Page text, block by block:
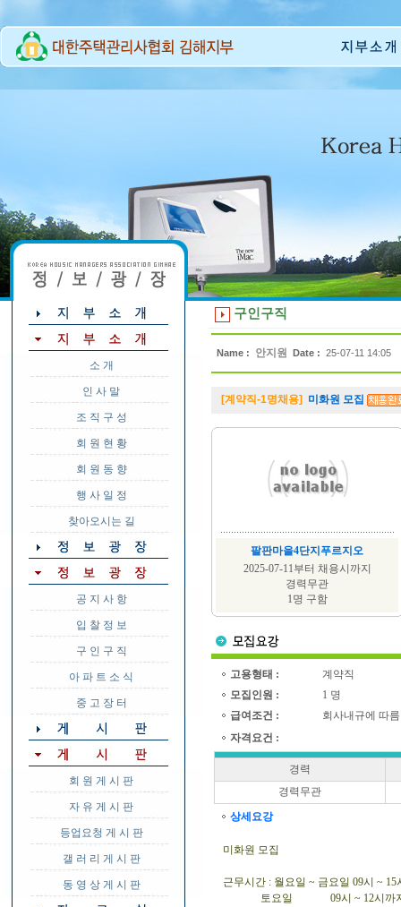
소 개
인 사 말
조 직 구 성
회 원 현 황
회 원 동 향
행 사 일 정
찾아오시는 길
공 지 사 항
입 찰 정 보
구 인 구 직
아 파 트 소 식
중 고 장 터
회 원 게 시 판
자 유 게 시 판
등업요청 게 시 판
갤 러 리 게 시 판
동 영 상 게 시 판
구인구직
Name : 안지원 Date : 25-07-11 14:05
[계약직-1명채용] 미화원 모집
팔판마을4단지푸르지오
2025-07-11부터 채용시까지
경력무관
1명 구함
고용형태 :
계약직
모집인원 :
1 명
급여조건 :
회사내규에 따름
자격요건 :
경력
경력무관
상세요강
미화원 모집
근무시간 : 월요일 ~ 금요일 09시 ~ 15
토요일 09시 ~ 12시까